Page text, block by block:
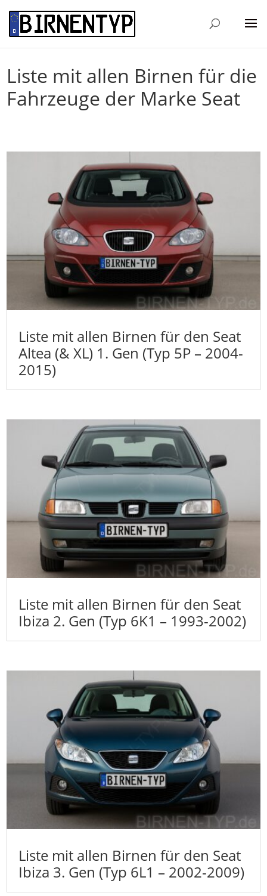
Liste mit allen Birnen für die
Fahrzeuge der Marke Seat
Liste mit allen Birnen für den Seat
Altea (& XL) 1. Gen (Typ 5P – 2004-
2015)
Liste mit allen Birnen für den Seat
Ibiza 2. Gen (Typ 6K1 – 1993-2002)
Liste mit allen Birnen für den Seat
Ibiza 3. Gen (Typ 6L1 – 2002-2009)